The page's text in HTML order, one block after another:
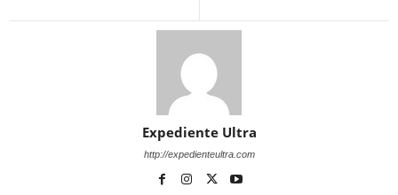
Expediente Ultra
http://expedienteultra.com